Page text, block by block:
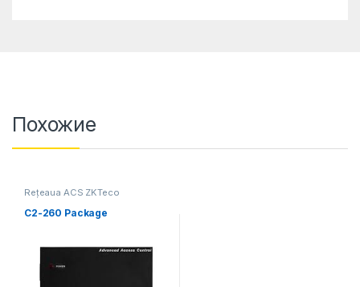
Похожие
Rețeaua ACS ZKTeco
C2-260 Package